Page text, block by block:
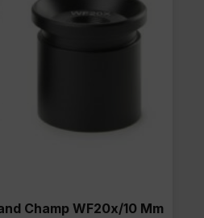
Champ WF20x/10 Mm